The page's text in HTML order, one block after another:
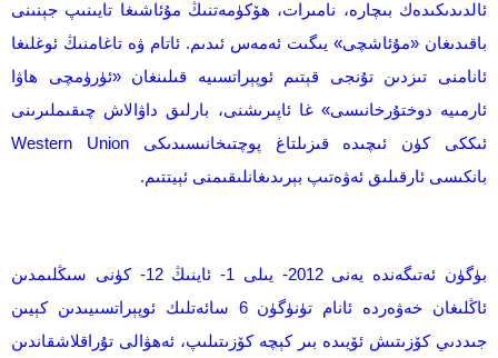
ئالدىدىكىدەك بىچارە، نامىرات، ھۆكۈمەتنىڭ مۇئاشىغا تايىنىپ جېنىنى
باقىدىغان «مۇئاشچى» يىگىت ئەمەس ئىدىم. ئاتام ۋە تاغامنىڭ ئوغلىغا
ئانامنى تىزدىن تۇنجى قېتىم ئوپېراتسىيە قىلىنغان «ئۈرۈمچى ھاۋا
ئارمىيە دوختۇرخانىسى» غا ئاپىرىشنى، بارلىق داۋالاش چىقىملىرىنى
ئىككى كۈن ئىچىدە قىزىلتاغ پوچتىخانىسىدىكى Western Union
بانكىسى ئارقىلىق ئەۋەتىپ بېرىدىغانلىقىمنى ئېيتتىم.
بۈگۈن ئەتىگەندە يەنى 2012- يىلى 1- ئاينىڭ 12- كۈنى سىڭلىمدىن
ئاڭلىغان خەۋەردە ئانام تۈنۈگۈن 6 سائەتلىك ئوپېراتسىيىدىن كېيىن
جىددىي كۆزىتىش ئۆيىدە بىر كېچە كۆزىتىلىپ، ئەھۋالى تۇراقلاشقاندىن